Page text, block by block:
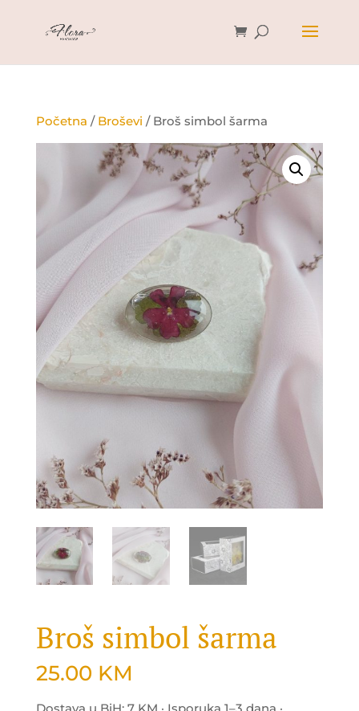
Početna / Broševi / Broš simbol šarma
Broš simbol šarma
25.00 KM